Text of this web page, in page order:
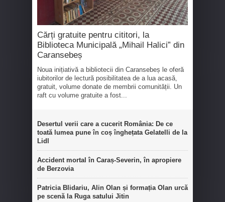
Cărți gratuite pentru cititori, la
Biblioteca Municipală „Mihail Halici” din
Caransebeș
Noua inițiativă a bibliotecii din Caransebeș le oferă
iubitorilor de lectură posibilitatea de a lua acasă,
gratuit, volume donate de membrii comunității. Un
raft cu volume gratuite a fost...
Desertul verii care a cucerit România: De ce
toată lumea pune în coș înghețata Gelatelli de la
Lidl
Accident mortal în Caraș-Severin, în apropiere
de Berzovia
Patricia Blidariu, Alin Olan și formația Olan urcă
pe scenă la Ruga satului Jitin